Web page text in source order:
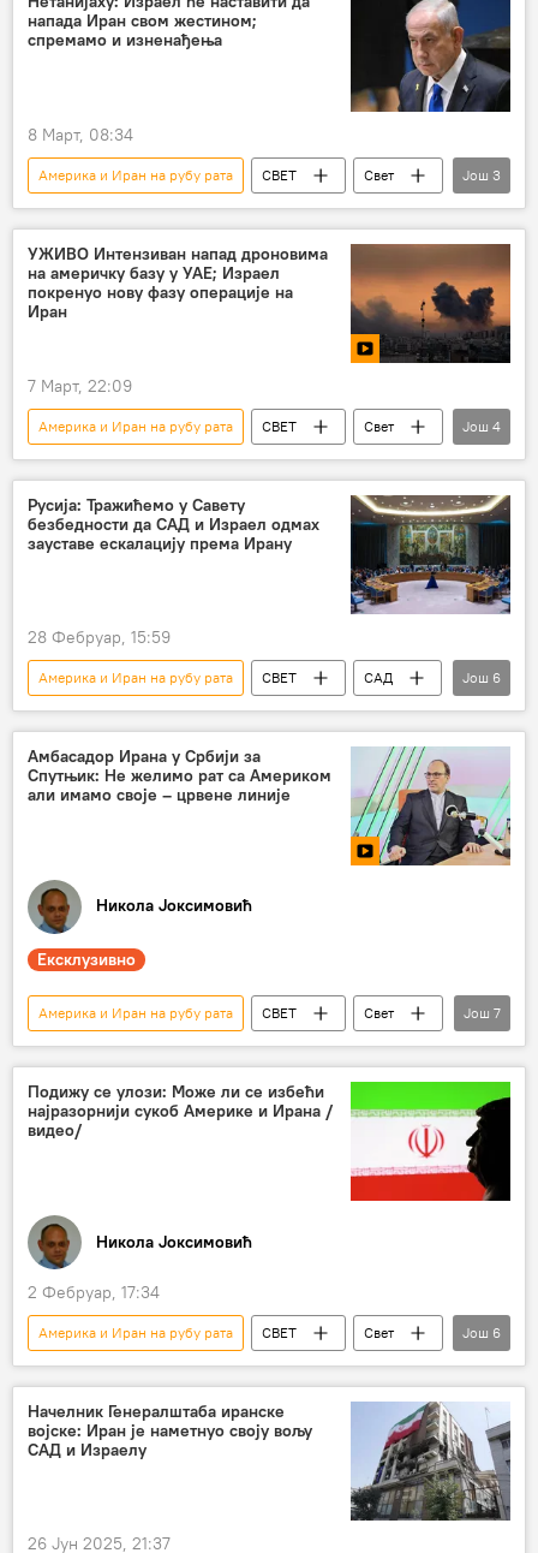
напада Иран свом жестином;
спремамо и изненађења
8 Март, 08:34
Америка и Иран на рубу рата СВЕТ
Свет
Свет – политика
Сукоб на Блиском истоку
Израел
Још 3
УЖИВО Интензиван напад дроновима
на америчку базу у УАЕ; Израел
покренуо нову фазу операције на
Иран
7 Март, 22:09
Америка и Иран на рубу рата СВЕТ
Свет
Свет – политика
Сукоб на Блиском истоку
САД
Израел
Још 4
Русија: Тражићемо у Савету
безбедности да САД и Израел одмах
зауставе ескалацију према Ирану
28 Фебруар, 15:59
Америка и Иран на рубу рата СВЕТ
САД
Војска САД
Иран
Русија – политика
Русија
Израел
Сукоб на Блиском истоку
Још 6
Амбасадор Ирана у Србији за
Спутњик: Не желимо рат са Америком
али имамо своје – црвене линије
Никола Јоксимовић
Ексклузивно
Америка и Иран на рубу рата СВЕТ
Свет
Свет – политика
Иран
нуклеарни програм Ирана
Сукоб на Блиском истоку
Још 7
Подижу се улози: Може ли се избећи
најразорнији сукоб Америке и Ирана /
видео/
Никола Јоксимовић
2 Фебруар, 17:34
Америка и Иран на рубу рата СВЕТ
Свет
Свет – политика
Иран
САД
Србољуб Пеовић
Спутњик интервју
Анализе и мишљења
Још 6
Начелник Генералштаба иранске
војске: Иран је наметнуо своју вољу
САД и Израелу
26 Јун 2025, 21:37